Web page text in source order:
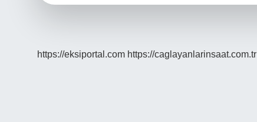
https://eksiportal.com https://caglayanlarinsaat.com.tr